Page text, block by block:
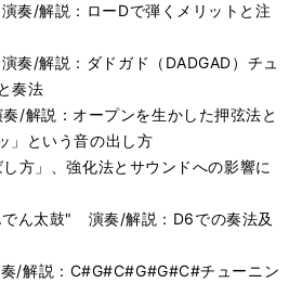
奏/解説：ローDで弾くメリットと注
/解説：ダドガド（DADGAD）チュ
奏法
/解説：オープンを生かした押弦法と
」という音の出し方
方」、強化法とサウンドへの影響に
ん太鼓" 演奏/解説：D6での奏法及
/解説：C#G#C#G#G#C#チューニン